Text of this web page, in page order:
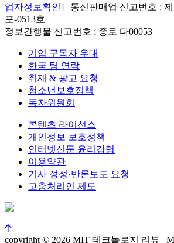
업자정보확인] | 통신판매업 신고번호 :
포-0513호
정보간행물 신고번호 : 종로 다00053
기업 구독자 우대
한국 팀 연락
취재 & 광고 요청
청소년보호정책
독자위원회
콘텐츠 라이선스
개인정보 보호정책
인터넷신문 윤리강령
이용약관
기사 정정·반론보도 요청
고충처리인 제도
copyright © 2026 MIT 테크놀로지 리뷰 |